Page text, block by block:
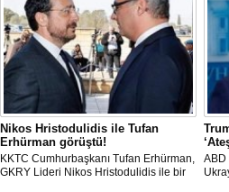
Nikos Hristodulidis ile Tufan
Erhürman görüştü!
KKTC Cumhurbaşkanı Tufan Erhürman,
GKRY Lideri Nikos Hristodulidis ile bir
ABD